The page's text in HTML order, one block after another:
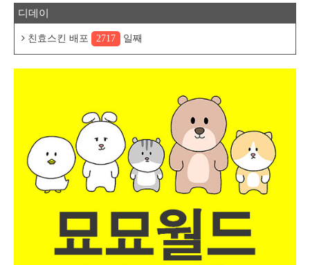
디데이
친효스킨 배포 2717 일째